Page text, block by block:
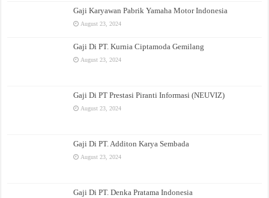
Gaji Karyawan Pabrik Yamaha Motor Indonesia
August 23, 2024
Gaji Di PT. Kurnia Ciptamoda Gemilang
August 23, 2024
Gaji Di PT Prestasi Piranti Informasi (NEUVIZ)
August 23, 2024
Gaji Di PT. Additon Karya Sembada
August 23, 2024
Gaji Di PT. Denka Pratama Indonesia